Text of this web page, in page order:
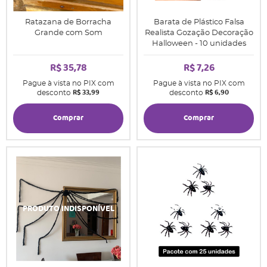
Ratazana de Borracha
Grande com Som
R$ 35,78
Pague à vista no PIX com
desconto R$ 33,99
Comprar
Barata de Plástico Falsa
Realista Gozação Decoração
Halloween - 10 unidades
R$ 7,26
Pague à vista no PIX com
desconto R$ 6,90
Comprar